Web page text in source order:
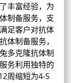
丰富经验，为
制备服务，支
足客户对抗体
体制备服务，
多克隆抗体制
务利用独特的
周缩短为4-5